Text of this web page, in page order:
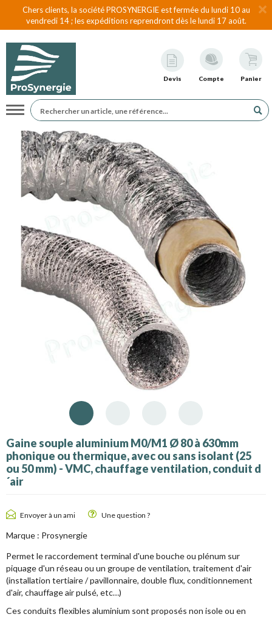
Chers clients, la société PROSYNERGIE est fermée du lundi 10 au
vendredi 14 ; les expéditions reprendront dès le lundi 17 août.
Devis Compte Panier
Navigation
Gaine souple aluminium M0/M1 Ø 80 à 630mm
phonique ou thermique, avec ou sans isolant (25
ou 50 mm) - VMC, chauffage ventilation, conduit d
´air
Envoyer à un ami Une question ?
Marque : Prosynergie
Permet le raccordement terminal d'une bouche ou plénum sur
piquage d'un réseau ou un groupe de ventilation, traitement d'air
(installation tertiaire / pavillonnaire, double flux, conditionnement
d'air, chauffage air pulsé, etc…)
Ces conduits flexibles aluminium sont proposés non isole ou en